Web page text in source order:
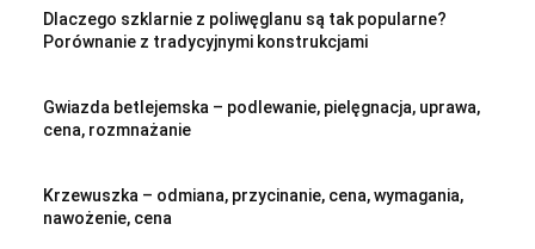
Dlaczego szklarnie z poliwęglanu są tak popularne?
Porównanie z tradycyjnymi konstrukcjami
Gwiazda betlejemska – podlewanie, pielęgnacja, uprawa,
cena, rozmnażanie
Krzewuszka – odmiana, przycinanie, cena, wymagania,
nawożenie, cena